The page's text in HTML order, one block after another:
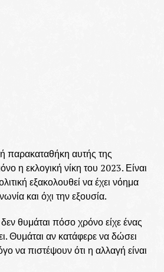
παρακαταθήκη αυτής της
η εκλογική νίκη του 2023. Είναι
εξακολουθεί να έχει νόημα
και όχι την εξουσία.
δεν θυμάται πόσο χρόνο είχε ένας
Θυμάται αν κατάφερε να δώσει
να πιστέψουν ότι η αλλαγή είναι